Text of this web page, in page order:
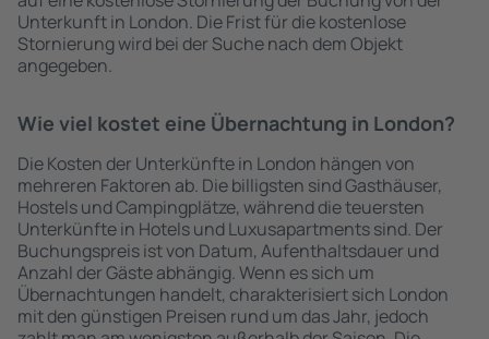
Unterkunft in London. Die Frist für die kostenlose
Stornierung wird bei der Suche nach dem Objekt
angegeben.
Wie viel kostet eine Übernachtung in London?
Die Kosten der Unterkünfte in London hängen von
mehreren Faktoren ab. Die billigsten sind Gasthäuser,
Hostels und Campingplätze, während die teuersten
Unterkünfte in Hotels und Luxusapartments sind. Der
Buchungspreis ist von Datum, Aufenthaltsdauer und
Anzahl der Gäste abhängig. Wenn es sich um
Übernachtungen handelt, charakterisiert sich London
mit den günstigen Preisen rund um das Jahr, jedoch